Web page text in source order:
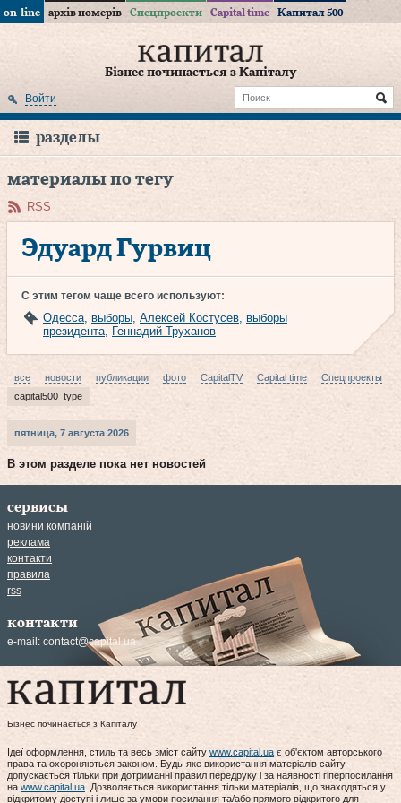
on-line архів номерів Спецпроекти Capital time Капитал 500
Бізнес починається з Капіталу
Войти
разделы
материалы по тегу
RSS
Эдуард Гурвиц
С этим тегом чаще всего используют:
Одесса, выборы, Алексей Костусев, выборы
президента, Геннадий Труханов
все новости публикации фото CapitalTV Capital time
Спецпроекты
capital500_type
пятница, 7 августа 2026
В этом разделе пока нет новостей
сервисы
новини компаній
реклама
контакти
правила
rss
контакти
e-mail: contact@capital.ua
Бізнес починається з Капіталу
Ідеї оформлення, стиль та весь зміст сайту www.capital.ua є об'єктом авторського
права та охороняються законом. Будь-яке використання матеріалів сайту
допускається тільки при дотриманні правил передруку і за наявності гіперпосилання
на www.capital.ua . Дозволяється використання тільки матеріалів, що знаходяться у
відкритому доступі і лише за умови посилання та/або прямого відкритого для